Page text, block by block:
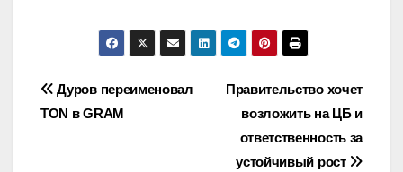
Навигация
Правительство хочет
возложить на ЦБ и
ответственность за
устойчивый рост
Дуров переименовал
TON в GRAM